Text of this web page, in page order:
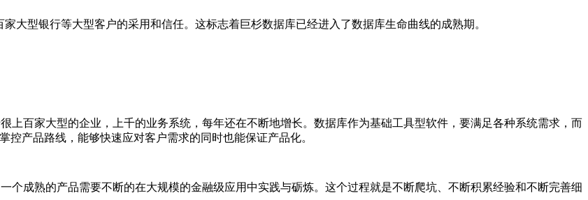
大型银行等大型客户的采用和信任。这标志着巨杉数据库已经进入了数据库生命曲线的成熟期。
上百家大型的企业，上千的业务系统，每年还在不断地增长。数据库作为基础工具型软件，要满足各种系统需求，而
产品路线，能够快速应对客户需求的同时也能保证产品化。
个成熟的产品需要不断的在大规模的金融级应用中实践与砺炼。这个过程就是不断爬坑、不断积累经验和不断完善细